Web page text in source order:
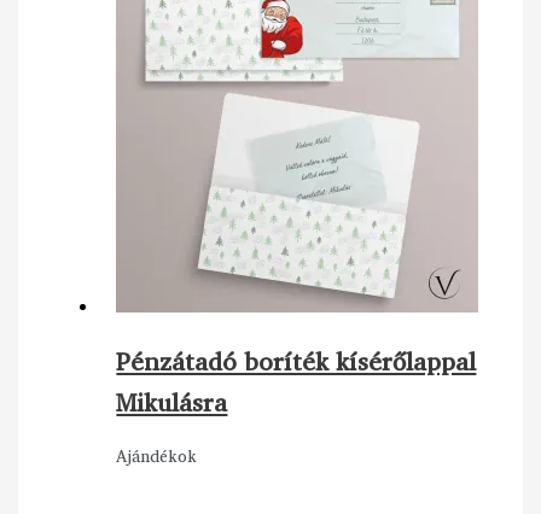
Pénzátadó boríték kísérőlappal
Mikulásra
Ajándékok